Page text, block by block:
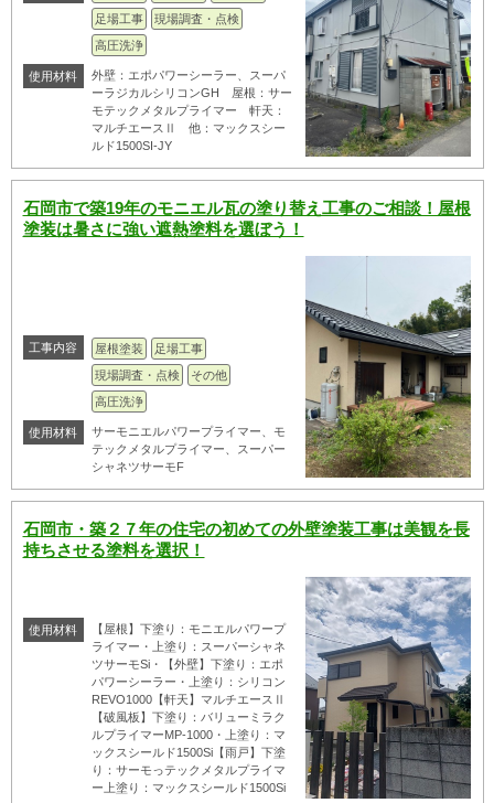
足場工事
現場調査・点検
高圧洗浄
使用材料
外壁：エポパワーシーラー、スーパ
ーラジカルシリコンGH 屋根：サー
モテックメタルプライマー 軒天：
マルチエースⅡ 他：マックスシー
ルド1500SI-JY
石岡市で築19年のモニエル瓦の塗り替え工事のご相談！屋根
塗装は暑さに強い遮熱塗料を選ぼう！
工事内容 屋根塗装
足場工事
現場調査・点検
その他
高圧洗浄
使用材料
サーモニエルパワープライマー、モ
テックメタルプライマー、スーパー
シャネツサーモF
石岡市・築２７年の住宅の初めての外壁塗装工事は美観を長
持ちさせる塗料を選択！
使用材料
【屋根】下塗り：モニエルパワープ
ライマー・上塗り：スーパーシャネ
ツサーモSi・【外壁】下塗り：エポ
パワーシーラー・上塗り：シリコン
REVO1000【軒天】マルチエースⅡ
【破風板】下塗り：バリューミラク
ルプライマーMP-1000・上塗り：マ
ックスシールド1500Si【雨戸】下塗
り：サーモっテックメタルプライマ
ー上塗り：マックスシールド1500Si